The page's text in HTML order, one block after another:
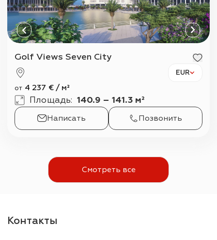
Golf Views Seven City
EUR
от 4 237 € / м²
Площадь: 140.9 – 141.3 м²
Написать Позвонить
Смотреть все
Контакты